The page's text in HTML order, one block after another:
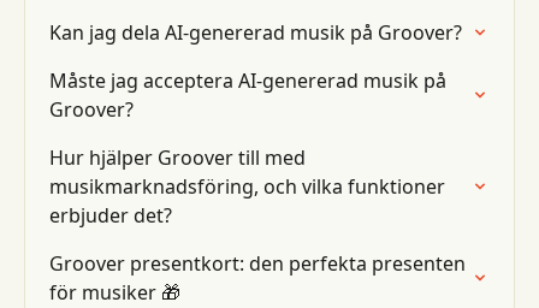
Kan jag dela AI-genererad musik på Groover?
Måste jag acceptera AI-genererad musik på
Groover?
Hur hjälper Groover till med
musikmarknadsföring, och vilka funktioner
erbjuder det?
Groover presentkort: den perfekta presenten
för musiker 🎁